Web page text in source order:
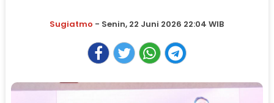
Sugiatmo - Senin, 22 Juni 2026 22:04 WIB